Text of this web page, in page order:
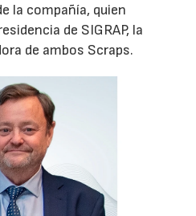
la compañía, quien
de SIGRAP, la
de ambos Scraps.